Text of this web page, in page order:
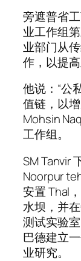
旁遮普省
业工作组
业部门从
作，以提
他说：“公
值链，以
Mohsin
工作组。
SM Tanvir
Noorpur
安置 Thal
水坝，并
测试实验
巴德建立
业研究。